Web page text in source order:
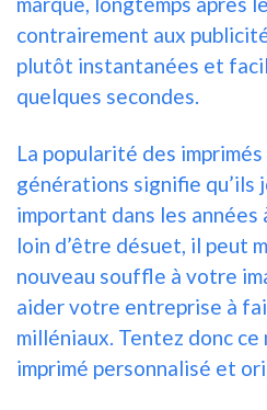
contrairement aux
plutôt instantanées et
quelques secondes.
La popularité des
générations signifie qu’ils
important dans les années
loin d’être désuet, il peut
nouveau souffle à votre
aider votre entreprise à
milléniaux. Tentez donc ce
imprimé personnalisé et